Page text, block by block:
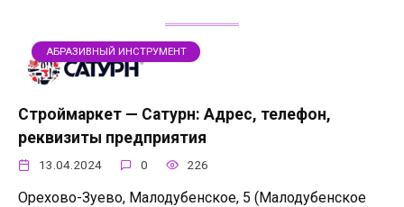
АБРАЗИВНЫЙ ИНСТРУМЕНТ
Строймаркет — Сатурн: Адрес, телефон,
реквизиты предприятия
13.04.2024 0 226
Орехово-Зуево, Малодубенское, 5 (Малодубенское